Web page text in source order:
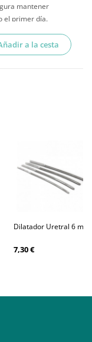
mantener
el primer día.
a la cesta
Dilatador Uretral 6 mm
7,30 €